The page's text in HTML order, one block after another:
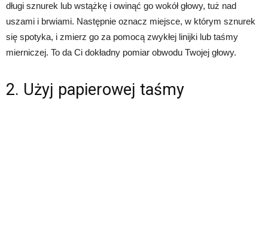
długi sznurek lub wstążkę i owinąć go wokół głowy, tuż nad
uszami i brwiami. Następnie oznacz miejsce, w którym sznurek
się spotyka, i zmierz go za pomocą zwykłej linijki lub taśmy
mierniczej. To da Ci dokładny pomiar obwodu Twojej głowy.
2. Użyj papierowej taśmy